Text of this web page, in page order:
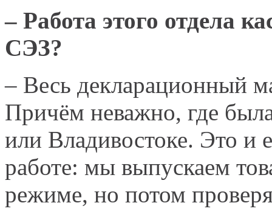
– Работа этого отдела
СЭЗ?
– Весь декларационный
Причём неважно, где
или Владивостоке. Это и
работе: мы выпускаем
режиме, но потом